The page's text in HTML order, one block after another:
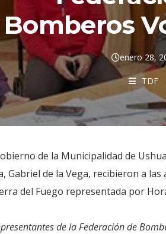
Bomberos
enero 28,
TDF
de la Municipalidad de
Gabriel de la Vega, recibieron a
del Fuego representada por
de la Federación de